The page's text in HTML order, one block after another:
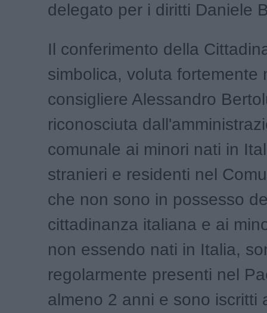
delegato per i diritti Daniele
Il conferimento della
simbolica, voluta fortemente
consigliere Alessandro
riconosciuta
comunale ai minori nati in
stranieri e residenti nel
che non sono in possesso
cittadinanza italiana e ai
non essendo nati in Italia,
regolarmente presenti nel
almeno 2 anni e sono iscritti